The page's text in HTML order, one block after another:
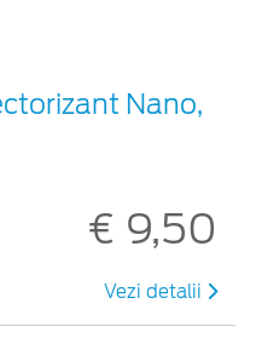
Nano,
€ 9,50
Vezi detalii